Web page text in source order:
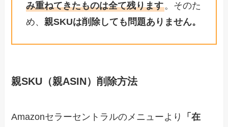
み重ねてきたものは全て残ります。そのた
め、親SKUは削除しても問題ありません。
親SKU（親ASIN）削除方法
Amazonセラーセントラルのメニューより
「在